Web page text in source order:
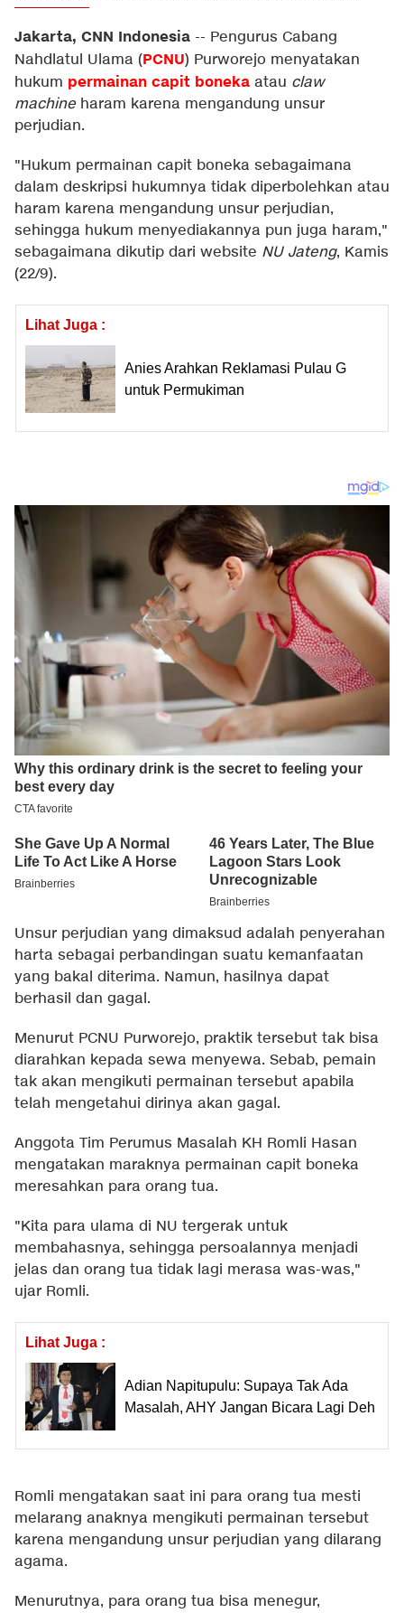
Jakarta, CNN Indonesia -- Pengurus Cabang
Nahdlatul Ulama (PCNU) Purworejo menyatakan
hukum permainan capit boneka atau claw
machine haram karena mengandung unsur
perjudian.
"Hukum permainan capit boneka sebagaimana
dalam deskripsi hukumnya tidak diperbolehkan atau
haram karena mengandung unsur perjudian,
sehingga hukum menyediakannya pun juga haram,"
sebagaimana dikutip dari website NU Jateng, Kamis
(22/9).
Lihat Juga :
Anies Arahkan Reklamasi Pulau G
untuk Permukiman
Unsur perjudian yang dimaksud adalah penyerahan
harta sebagai perbandingan suatu kemanfaatan
yang bakal diterima. Namun, hasilnya dapat
berhasil dan gagal.
Menurut PCNU Purworejo, praktik tersebut tak bisa
diarahkan kepada sewa menyewa. Sebab, pemain
tak akan mengikuti permainan tersebut apabila
telah mengetahui dirinya akan gagal.
Anggota Tim Perumus Masalah KH Romli Hasan
mengatakan maraknya permainan capit boneka
meresahkan para orang tua.
"Kita para ulama di NU tergerak untuk
membahasnya, sehingga persoalannya menjadi
jelas dan orang tua tidak lagi merasa was-was,"
ujar Romli.
Lihat Juga :
Adian Napitupulu: Supaya Tak Ada
Masalah, AHY Jangan Bicara Lagi Deh
Romli mengatakan saat ini para orang tua mesti
melarang anaknya mengikuti permainan tersebut
karena mengandung unsur perjudian yang dilarang
agama.
Menurutnya, para orang tua bisa menegur,